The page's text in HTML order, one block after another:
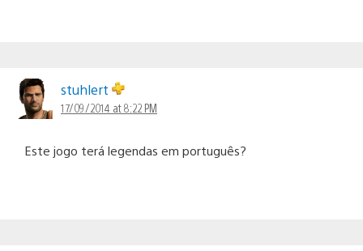
stuhlert
17/09/2014 at 8:22 PM
Este jogo terá legendas em português?